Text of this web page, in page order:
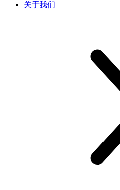
关于我们